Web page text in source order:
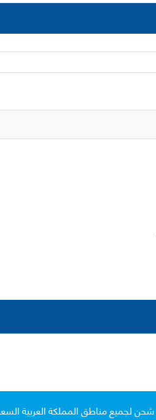
شحن لجميع مناطق المملكة العربية